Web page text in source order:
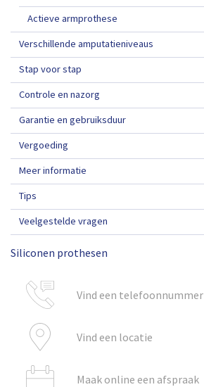
Actieve armprothese
Verschillende amputatieniveaus
Stap voor stap
Controle en nazorg
Garantie en gebruiksduur
Vergoeding
Meer informatie
Tips
Veelgestelde vragen
Siliconen prothesen
Vind een telefoonnummer
Vind een locatie
Maak online een afspraak